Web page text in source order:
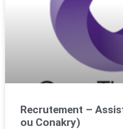
Recrutement –
ou Conakry)